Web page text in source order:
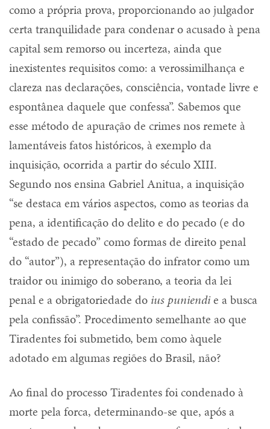
como a própria prova, proporcionando ao julgador
certa tranquilidade para condenar o acusado à pena
capital sem remorso ou incerteza, ainda que
inexistentes requisitos como: a verossimilhança e
clareza nas declarações, consciência, vontade livre e
espontânea daquele que confessa”. Sabemos que
esse método de apuração de crimes nos remete à
lamentáveis fatos históricos, à exemplo da
inquisição, ocorrida a partir do século XIII.
Segundo nos ensina Gabriel Anitua, a inquisição
“se destaca em vários aspectos, como as teorias da
pena, a identificação do delito e do pecado (e do
“estado de pecado” como formas de direito penal
do “autor”), a representação do infrator como um
traidor ou inimigo do soberano, a teoria da lei
penal e a obrigatoriedade do ius puniendie a busca
pela confissão”. Procedimento semelhante ao que
Tiradentes foi submetido, bem como àquele
adotado em algumas regiões do Brasil, não?
Ao final do processo Tiradentes foi condenado à
morte pela forca, determinando-se que, após a